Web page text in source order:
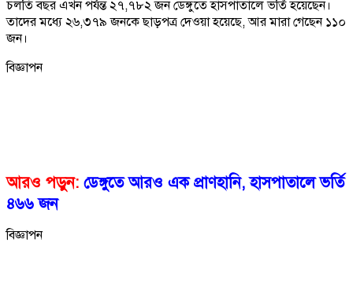
চলতি বছর এখন পর্যন্ত ২৭,৭৮২ জন ডেঙ্গুতে হাসপাতালে ভর্তি হয়েছেন।
তাদের মধ্যে ২৬,৩৭৯ জনকে ছাড়পত্র দেওয়া হয়েছে, আর মারা গেছেন ১১০
জন।
বিজ্ঞাপন
আরও পড়ুন: ডেঙ্গুতে আরও এক প্রাণহানি, হাসপাতালে ভর্তি
৪৬৬ জন
বিজ্ঞাপন